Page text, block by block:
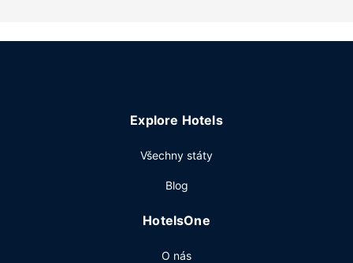
Recepce má omezenou provozní dobu. Přímo v areálu je
Explore Hotels
Všechny státy
Blog
HotelsOne
O nás